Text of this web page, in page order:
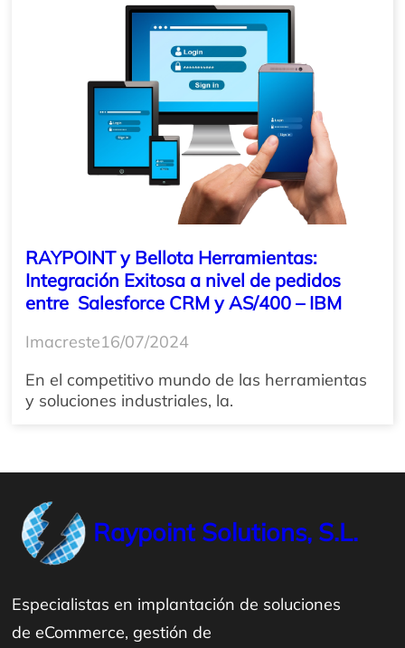
RAYPOINT y Bellota Herramientas:
Integración Exitosa a nivel de pedidos
entre Salesforce CRM y AS/400 – IBM
Imacreste16/07/2024
En el competitivo mundo de las herramientas
y soluciones industriales, la.
Raypoint Solutions, S.L.
Especialistas en implantación de soluciones
de eCommerce, gestión de